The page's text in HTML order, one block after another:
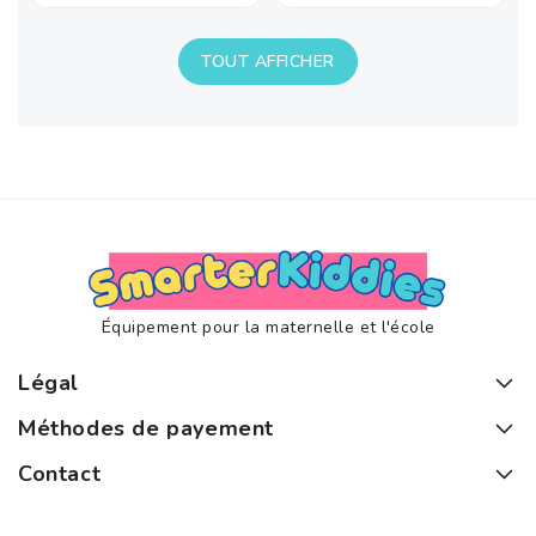
TOUT AFFICHER
Équipement pour la maternelle et l'école
Légal
Méthodes de payement
Contact